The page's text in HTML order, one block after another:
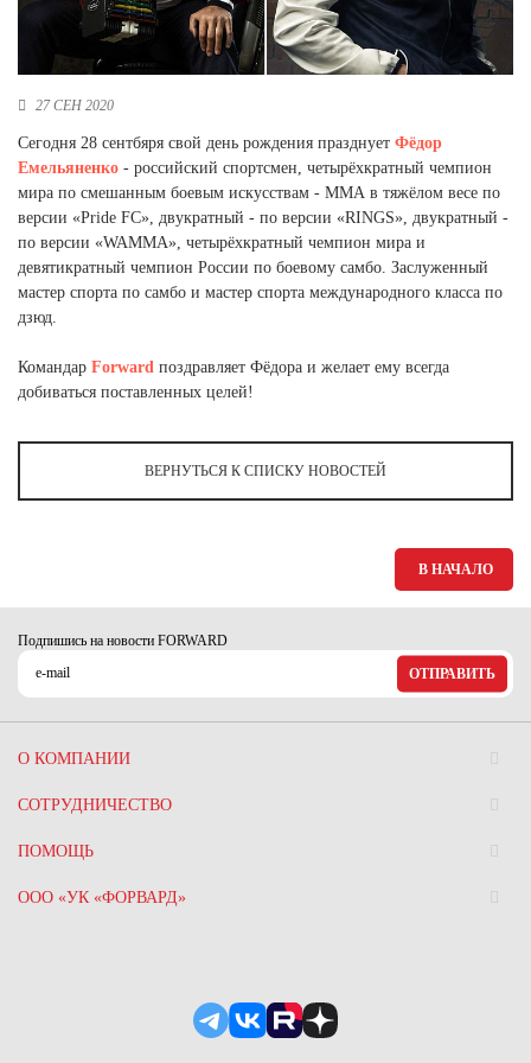
Новосибирская область (3)
Омская область (5)
Республика Башкортостан (3)
Республика Крым (1)
Республика Татарстан (2)
Самарская область (1)
Санкт-Петербург и ЛО (3)
Саратовская область (1)
Свердловская область (5)
Северная Осетия (2)
Ставропольский край (5)
Тульская область (1)
Тюменская область (3)
Ярославская область (1)
27 СЕН 2020
Сегодня 28 сентбяря свой день рождения празднует Фёдор
Емельяненко - российский спортсмен, четырёхкратный чемпион
мира по смешанным боевым искусствам - ММА в тяжёлом весе по
версии «Pride FC», двукратный - по версии «RINGS», двукратный -
по версии «WAMMA», четырёхкратный чемпион мира и
девятикратный чемпион России по боевому самбо. Заслуженный
мастер спорта по самбо и мастер спорта международного класса по
дзюд.
Командар Forward поздравляет Фёдора и желает ему всегда
добиваться поставленных целей!
ВЕРНУТЬСЯ К СПИСКУ НОВОСТЕЙ
В НАЧАЛО
Подпишись на новости FORWARD
ОТПРАВИТЬ
О КОМПАНИИ
СОТРУДНИЧЕСТВО
ПОМОЩЬ
ООО «УК «ФОРВАРД»